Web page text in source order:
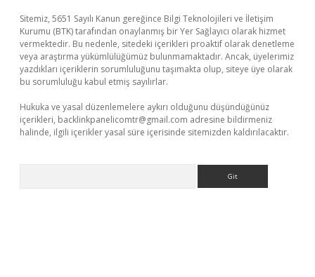
Sitemiz, 5651 Sayılı Kanun gereğince Bilgi Teknolojileri ve İletişim
Kurumu (BTK) tarafından onaylanmış bir Yer Sağlayıcı olarak hizmet
vermektedir. Bu nedenle, sitedeki içerikleri proaktif olarak denetleme
veya araştırma yükümlülüğümüz bulunmamaktadır. Ancak, üyelerimiz
yazdıkları içeriklerin sorumluluğunu taşımakta olup, siteye üye olarak
bu sorumluluğu kabul etmiş sayılırlar.
Hukuka ve yasal düzenlemelere aykırı olduğunu düşündüğünüz
içerikleri, backlinkpanelicomtr@gmail.com adresine bildirmeniz
halinde, ilgili içerikler yasal süre içerisinde sitemizden kaldırılacaktır.